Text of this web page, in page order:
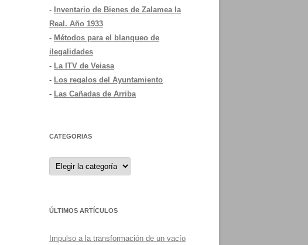
- Inventario de Bienes de Zalamea la
Real. Año 1933
- Métodos para el blanqueo de
ilegalidades
- La ITV de Veiasa
- Los regalos del Ayuntamiento
- Las Cañadas de Arriba
CATEGORIAS
Categorias
ÚLTIMOS ARTÍCULOS
Impulso a la transformación de un vacío